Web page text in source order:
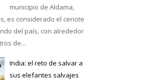
municipio de Aldama,
es considerado el cenote
del país, con alrededor
de...
India: el reto de salvar a
sus elefantes salvajes